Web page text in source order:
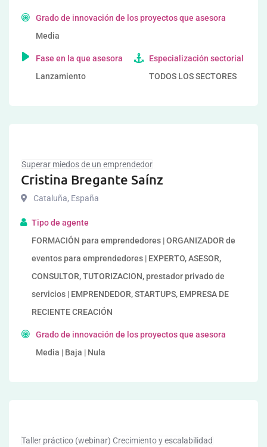
Grado de innovación de los proyectos que asesora
Media
Fase en la que asesora
Lanzamiento
Especialización sectorial
TODOS LOS SECTORES
Superar miedos de un emprendedor
Cristina Bregante Saínz
Cataluña, España
Tipo de agente
FORMACIÓN para emprendedores | ORGANIZADOR de
eventos para emprendedores | EXPERTO, ASESOR,
CONSULTOR, TUTORIZACION, prestador privado de
servicios | EMPRENDEDOR, STARTUPS, EMPRESA DE
RECIENTE CREACIÓN
Grado de innovación de los proyectos que asesora
Media | Baja | Nula
Taller práctico (webinar) Crecimiento y escalabilidad